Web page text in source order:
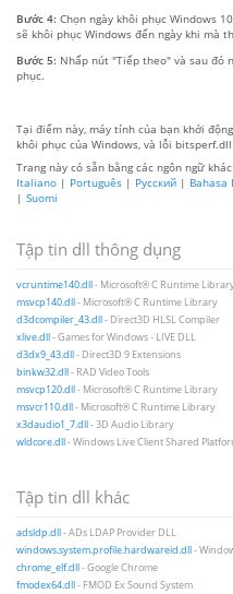
Bước 4: Chọn ngày khôi phục Windows
sẽ khôi phục Windows đến ngày khi mà
Bước 5: Nhấp nút "Tiếp theo" và sau đó
phục.
Tại điểm này, máy tính của bạn khởi
khôi phục của Windows, và lỗi
Trang này có sẵn bằng các ngôn ngữ khác:
Italiano | Português | Русский | Bahasa
| Suomi
Tập tin dll thông dụng
vcruntime140.dll- Microsoft® C Runtime
msvcp140.dll- Microsoft® C Runtime Library
d3dcompiler_43.dll- Direct3D HLSL Compiler
xlive.dll- Games for Windows - LIVE DLL
d3dx9_43.dll- Direct3D 9 Extensions
binkw32.dll- RAD Video Tools
msvcp120.dll- Microsoft® C Runtime Library
msvcr110.dll- Microsoft® C Runtime Library
x3daudio1_7.dll- 3D Audio Library
wldcore.dll- Windows Live Client Shared
Tập tin dll khác
adsldp.dll- ADs LDAP Provider DLL
windows.system.profile.hardwareid.dll-
chrome_elf.dll- Google Chrome
fmodex64.dll- FMOD Ex Sound System